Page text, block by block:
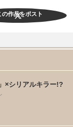
の作品をポスト
×シリアルキラー!?